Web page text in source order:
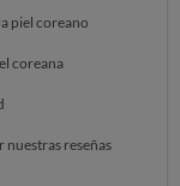
piel coreano
coreana
nuestras reseñas